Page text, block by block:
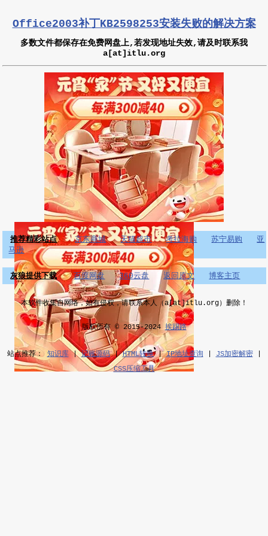
Office2003补丁KB2598253安装失败的解决方案
多数文件都保存在免费网盘上,若发现地址失效,请及时联系我
a[at]itlu.org
推荐精彩站点 京东商城 天猫超市 考拉海购 苏宁易购
亚
马逊
灰狼提供下载 百度网盘 360云盘 返回原文 博客主页
本软件收集自网络，如有侵权，请联系本人（a[at]itlu.org）删除！
版权所有 © 2015-2024 挨踢路
站点推荐： 知识库|记账源码|HTML转换|IP地址查询 JS加密解密|
CSS压缩工具